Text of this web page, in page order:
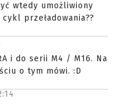
wtedy umożliwiony
przeładowania??
i do serii M4 / M16. Na
o tym mówi. :D